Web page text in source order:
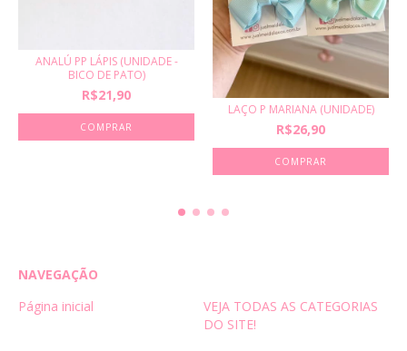
ANALÚ PP LÁPIS (UNIDADE -
BICO DE PATO)
R$21,90
LAÇO P MARIANA (UNIDADE)
R$26,90
COMPRAR
NAVEGAÇÃO
Página inicial
VEJA TODAS AS CATEGORIAS
DO SITE!